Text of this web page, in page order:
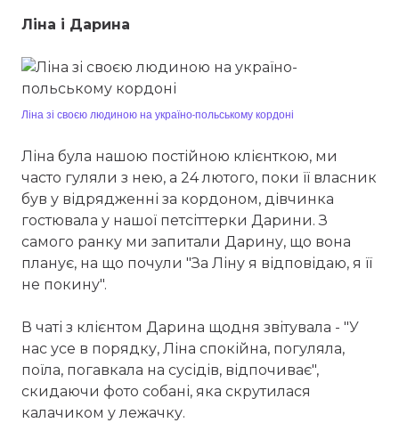
Ліна і Дарина
Ліна зі своєю людиною на україно-польському кордоні
Ліна була нашою постійною клієнткою, ми
часто гуляли з нею, а 24 лютого, поки її власник
був у відрядженні за кордоном, дівчинка
гостювала у нашої петсіттерки Дарини. З
самого ранку ми запитали Дарину, що вона
планує, на що почули "За Ліну я відповідаю, я її
не покину".
В чаті з клієнтом Дарина щодня звітувала - "У
нас усе в порядку, Ліна спокійна, погуляла,
поїла, погавкала на сусідів, відпочиває",
скидаючи фото собані, яка скрутилася
калачиком у лежачку.